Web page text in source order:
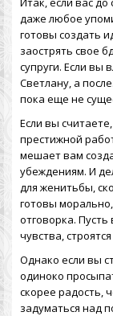
даже любое
готовы создать
заострять свое
супруги. Если вы
Светлану, а
пока еще не
Если вы
престижной
мешает вам
убеждениям. И
для женитьбы,
готовы
отговорка.
чувства,
Однако если вы
одиноко
скорее радость,
задуматься над